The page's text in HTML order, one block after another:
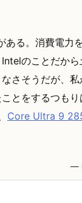
ある。消費電力
のことだか
さそうだが、
とをするつも
Core Ultra 9
―